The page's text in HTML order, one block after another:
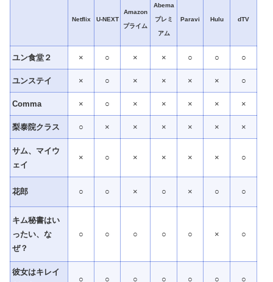
Netflix U-NEXT
Amazon
プライム
Abema
プレミ
アム
Paravi Hulu dTV
ユン食堂２ × ○ × × ○ ○ ○
ユンステイ × ○ × × × × ○
Comma × ○ × × × × ×
梨泰院クラス ○ × × × × × ×
サム、マイウ
ェイ
× ○ × × × × ○
花郎 ○ ○ × ○ × ○ ○
キム秘書はい
ったい、な
ぜ？
○ ○ ○ ○ ○ × ○
彼女はキレイ
○ ○ ○ ○ ○ ○ ○